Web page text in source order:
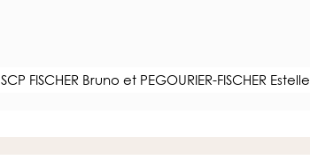
SCP FISCHER Bruno et PEGOURIER-FISCHER Estelle